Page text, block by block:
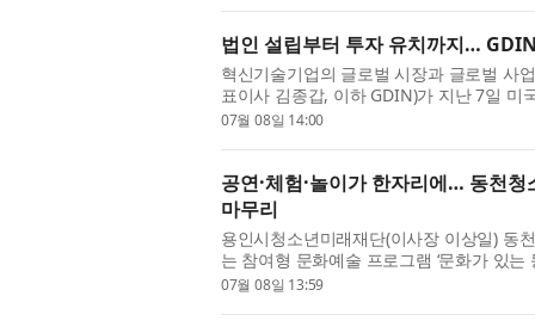
법인 설립부터 투자 유치까지…
혁신기술기업의 글로벌 시장과 글로벌 사
표이사 김종갑, 이하 GDIN)가 지난 7일 미
업 미국 투자 유치 로드맵 - 법인 설립부터
07월 08일 14:00
공연·체험·놀이가 한자리에… 동천청
마무리
용인시청소년미래재단(이사장 이상일) 동
는 참여형 문화예술 프로그램 ‘문화가 있
체험, 놀이를 한자리에서 즐길 수 있는 문
07월 08일 13:59